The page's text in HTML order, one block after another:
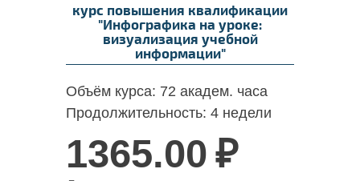
курс повышения квалификации
"Инфографика на уроке:
визуализация учебной
информации"
Объём курса: 72 академ. часа
Продолжительность: 4 недели
1365.00 ₽